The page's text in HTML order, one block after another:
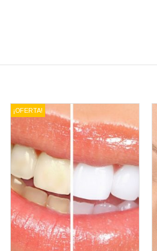
¡OFERTA!
VISTA RÁPIDA
AÑADIR A LA LISTA DE
DESEOS